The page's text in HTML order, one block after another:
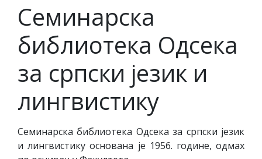
Семинарска
библиотека Одсека
за српски језик и
лингвистику
Семинарска библиотека Одсека за српски језик
и лингвистику основана је 1956. године, одмах